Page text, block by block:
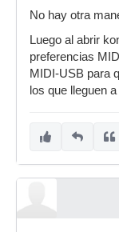
No hay otra
Luego al abrir
preferencias
MIDI-USB para
los que lleguen